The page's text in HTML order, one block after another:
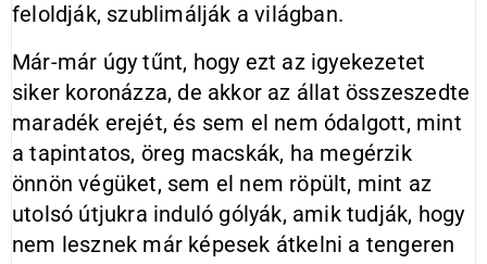
feloldják, szublimálják a világban.
Már-már úgy tűnt, hogy ezt az igyekezetet
siker koronázza, de akkor az állat összeszedte
maradék erejét, és sem el nem ódalgott, mint
a tapintatos, öreg macskák, ha megérzik
önnön végüket, sem el nem röpült, mint az
utolsó útjukra induló gólyák, amik tudják, hogy
nem lesznek már képesek átkelni a tengeren